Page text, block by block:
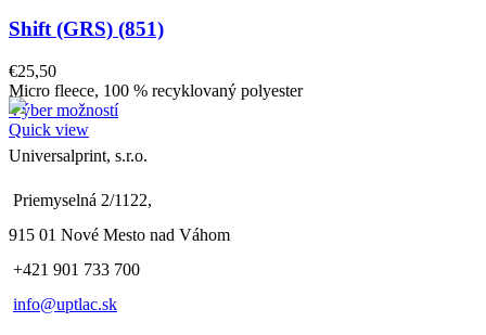
Shift (GRS) (851)
€25,50
Micro fleece, 100 % recyklovaný polyester
Výber možností
Quick view
Universalprint, s.r.o.
Priemyselná 2/1122,
915 01 Nové Mesto nad Váhom
+421 901 733 700
info@uptlac.sk